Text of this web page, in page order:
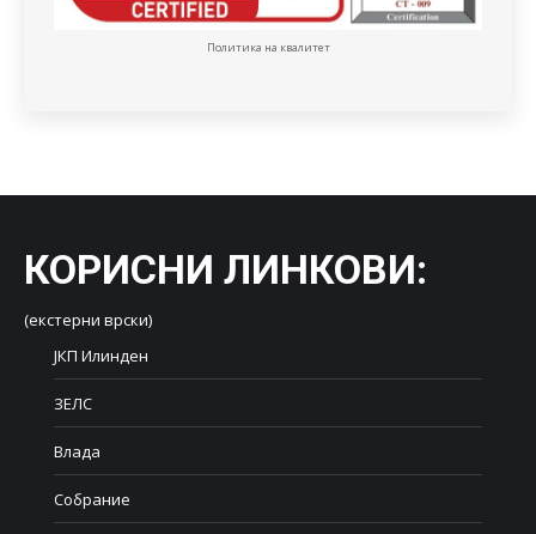
Политика на квалитет
КОРИСНИ ЛИНКОВИ:
(екстерни врски)
ЈКП Илинден
ЗЕЛС
Влада
Собрание